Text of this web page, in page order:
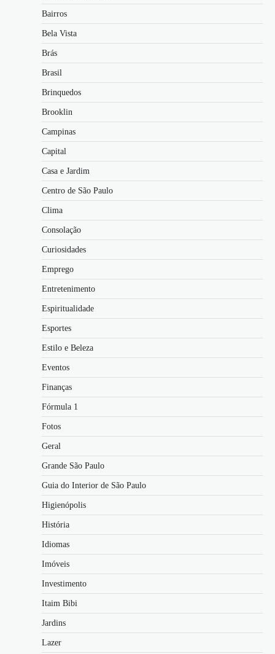
Bairros
Bela Vista
Brás
Brasil
Brinquedos
Brooklin
Campinas
Capital
Casa e Jardim
Centro de São Paulo
Clima
Consolação
Curiosidades
Emprego
Entretenimento
Espiritualidade
Esportes
Estilo e Beleza
Eventos
Finanças
Fórmula 1
Fotos
Geral
Grande São Paulo
Guia do Interior de São Paulo
Higienópolis
História
Idiomas
Imóveis
Investimento
Itaim Bibi
Jardins
Lazer